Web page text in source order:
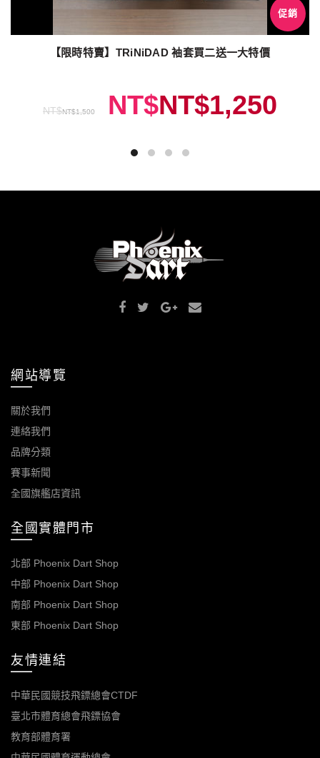
促銷
【限時特賣】TRiNiDAD 袖套買二送一大特價
NT$NT$1,500 NT$NT$1,250
網站導覽
關於我們
連絡我們
品牌分類
賽事新聞
全國旗艦店資訊
全國實體門市
北部 Phoenix Dart Shop
中部 Phoenix Dart Shop
南部 Phoenix Dart Shop
東部 Phoenix Dart Shop
友情連結
中華民國競技飛鏢總會CTDF
臺北市體育總會飛鏢協會
教育部體育署